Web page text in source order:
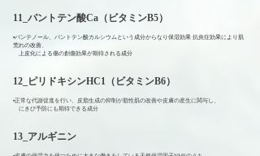
11_パントテン酸Ca（ビタミンB5）
▪️パンテノール、パントテン酸カルシウムという成分からなり保湿効果 抗炎症効果により肌
荒れの改善、
上皮化による傷の創傷効果が期待される成分
12_ピリドキシンHC1（ビタミンB6）
▪️正常な代謝促進を行い、
皮脂生成の抑制が脂性肌の改善や皮膚の産生に関与し、
にきび予防にも期待できる成分
13_アルギニン